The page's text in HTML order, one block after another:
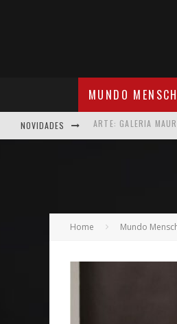
MUNDO MENSCH
NOVIDADES NEGÓCIOS:
CAPA: O SUCESSO
VER: CINCO DICAS
NEGÓCIOS: FÁBIO
Home Mundo